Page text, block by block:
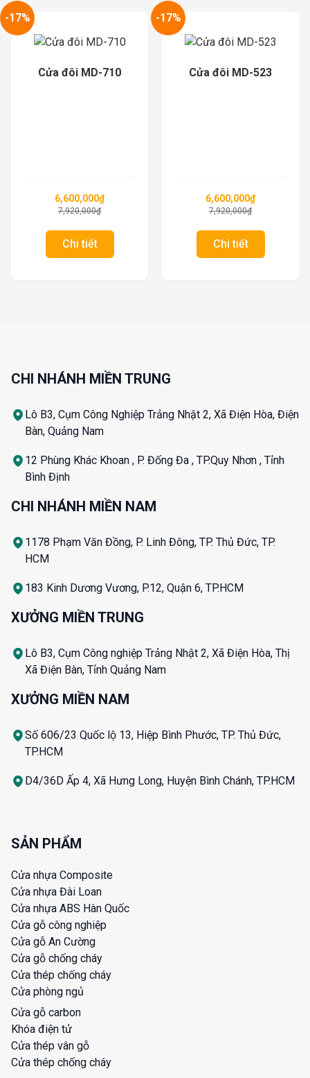
-17%
Cửa đôi MD-710
6,600,000₫
7,920,000₫
Chi tiết
-17%
Cửa đôi MD-523
6,600,000₫
7,920,000₫
Chi tiết
CHI NHÁNH MIỀN TRUNG
Lô B3, Cụm Công Nghiệp Trảng Nhật 2, Xã Điện Hòa, Điện
Bàn, Quảng Nam
12 Phùng Khác Khoan , P. Đống Đa , TP.Quy Nhơn , Tỉnh
Bình Định
CHI NHÁNH MIỀN NAM
1178 Phạm Văn Đồng, P. Linh Đông, TP. Thủ Đức, TP.
HCM
183 Kinh Dương Vương, P.12, Quận 6, TP.HCM
XƯỞNG MIỀN TRUNG
Lô B3, Cụm Công nghiệp Trảng Nhật 2, Xã Điện Hòa, Thị
Xã Điện Bàn, Tỉnh Quảng Nam
XƯỞNG MIỀN NAM
Số 606/23 Quốc lộ 13, Hiệp Bình Phước, TP. Thủ Đức,
TP.HCM
D4/36D Ấp 4, Xã Hưng Long, Huyện Bình Chánh, TP.HCM
SẢN PHẨM
Cửa nhựa Composite
Cửa nhựa Đài Loan
Cửa nhựa ABS Hàn Quốc
Cửa gỗ công nghiệp
Cửa gỗ An Cường
Cửa gỗ chống cháy
Cửa thép chống cháy
Cửa phòng ngủ
Cửa gỗ carbon
Khóa điện tử
Cửa thép vân gỗ
Cửa thép chống cháy